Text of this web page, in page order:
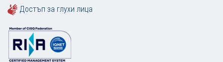
Достъп за глухи лица